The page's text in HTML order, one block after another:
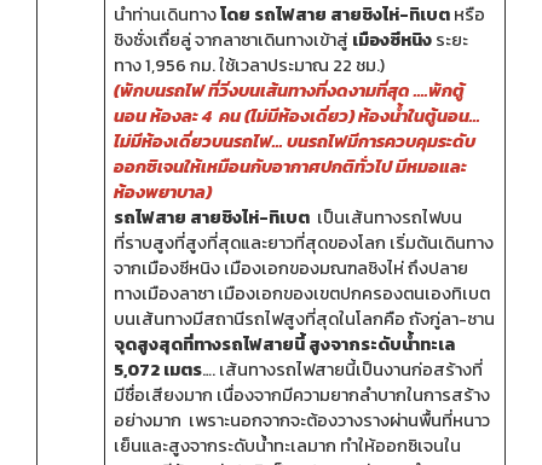
นำท่านเดินทางโดย รถไฟสาย สายชิงไห่-ทิเบตหรือ
ชิงซั่งเถื่ยลู่ จากลาซาเดินทางเข้าสู่ เมืองซีหนิงระยะ
ทาง 1,956 กม. ใช้เวลาประมาณ 22 ชม.)
(พักบนรถไฟ ที่วิ่งบนเส้นทางที่งดงามที่สุด ….พักตู้
นอน ห้องละ 4 คน (ไม่มีห้องเดี่ยว) ห้องน้ำในตู้นอน…
ไม่มีห้องเดี่ยวบนรถไฟ…บนรถไฟมีการควบคุมระดับ
ออกซิเจนให้เหมือนกับอากาศปกติทั่วไป มีหมอและ
ห้องพยาบาล)
รถไฟสาย สายชิงไห่-ทิเบต เป็นเส้นทางรถไฟบน
ที่ราบสูงที่สูงที่สุดและยาวที่สุดของโลก เริ่มต้นเดินทาง
จากเมืองซีหนิง เมืองเอกของมณฑลชิงไห่ ถึงปลาย
ทางเมืองลาซา เมืองเอกของเขตปกครองตนเองทิเบต
บนเส้นทางมีสถานีรถไฟสูงที่สุดในโลกคือ ถังกู่ลา-ซาน
จุดสูงสุดที่ทางรถไฟสายนี้ สูงจากระดับน้ำทะเล
5,072 เมตร…. เส้นทางรถไฟสายนี้เป็นงานก่อสร้างที่
มีชื่อเสียงมาก เนื่องจากมีความยากลำบากในการสร้าง
อย่างมาก เพราะนอกจากจะต้องวางรางผ่านพื้นที่หนาว
เย็นและสูงจากระดับน้ำทะเลมาก ทำให้ออกซิเจนใน